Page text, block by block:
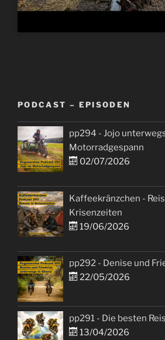
PODCAST – EPISODEN
pp294 - Jojo
Motorradgespann
02/07/2026
Kaffeekränzchen -
Krisenzeiten
19/06/2026
pp292 - Denise und
22/05/2026
pp291 - Die besten
13/04/2026